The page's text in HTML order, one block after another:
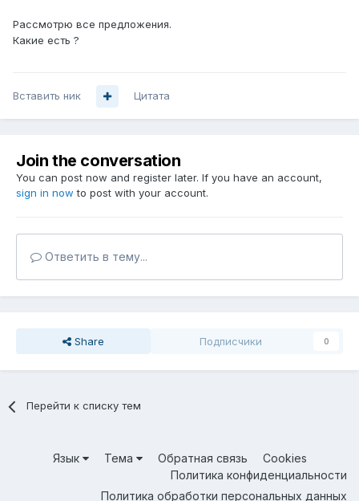
Рассмотрю все предложения.
Какие есть ?
Вставить ник Цитата
Join the conversation
You can post now and register later. If you have an account,
sign in now to post with your account.
Ответить в тему...
Share Подписчики 0
Перейти к списку тем
Язык Тема Обратная связь
Cookies
Политика конфиденциальности
Политика обработки персональных данных